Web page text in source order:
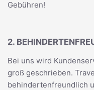
Gebühren!
2.
Bei uns wird
groß geschrieben.
behindertenfreundlich